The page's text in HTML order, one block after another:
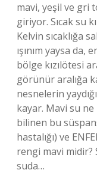
mavi, yeşil ve gri
giriyor. Sıcak su
Kelvin sıcaklığa
ışınım yaysa da,
bölge kızılötesi
görünür aralığa
nesnelerin
kayar. Mavi su ne
bilinen bu
hastalığı) ve
rengi mavi midir?
suda…